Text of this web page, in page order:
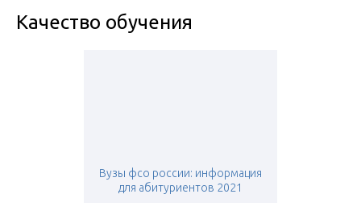
Качество обучения
Вузы фсо россии: информация
для абитуриентов 2021